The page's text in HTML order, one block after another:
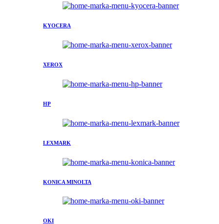
KYOCERA
XEROX
HP
LEXMARK
KONICA MINOLTA
OKI